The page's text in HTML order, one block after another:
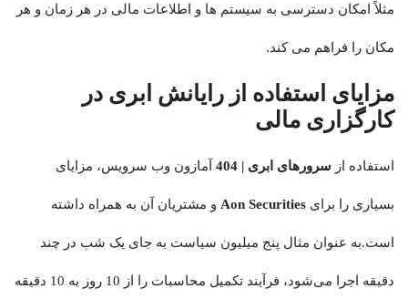
مثلاً امکان دسترسی به سیستم ها و اطلاعات مالی در هر زمان و هر
مکان را فراهم می کند.
مزایای استفاده از رایانش ابری در
کارگزاری مالی
استفاده از سرورهای ابری | 404 آمازون وب سرویس، مزایای
بسیاری را برای Aon Securities و مشتریان آن به همراه داشته
است.به عنوان مثال پنج میلیون سیاست به جای یک شب در چند
دقیقه اجرا می‌شود، فرآیند تکمیل محاسبات را از 10 روز به 10 دقیقه